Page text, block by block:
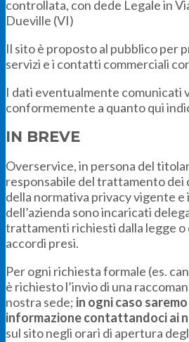
controllata, con dede Legale in
Dueville (VI)
Il sito è proposto al pubblico per
servizi e i contatti commerciali
I dati eventualmente comunicati
conformemente a quanto qui
IN BREVE
Overservice, in persona del
responsabile del trattamento dei
della normativa privacy vigente
dell’azienda sono incaricati
trattamenti richiesti dalla legge o
accordi presi.
Per ogni richiesta formale (es.
è richiesto l’invio di una
nostra sede; in ogni caso
informazione contattandoci ai
sul sito negli orari di apertura